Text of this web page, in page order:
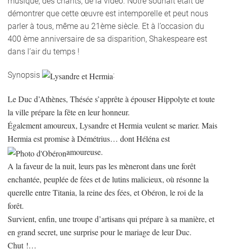
démontrer que cette œuvre est intemporelle et peut nous
parler à tous, même au 21ème siècle. Et à l’occasion du
400 ème anniversaire de sa disparition, Shakespeare est
dans l’air du temps !
Synopsis :
Le Duc d’Athènes, Thésée s’apprête à épouser Hippolyte et toute
la ville prépare la fête en leur honneur.
Également amoureux, Lysandre et Hermia veulent se marier. Mais
Hermia est promise à Démétrius… dont Héléna est
amoureuse.
A la faveur de la nuit, leurs pas les mèneront dans une forêt
enchantée, peuplée de fées et de lutins malicieux, où résonne la
querelle entre Titania, la reine des fées, et Obéron, le roi de la
forêt.
Survient, enfin, une troupe d’artisans qui prépare à sa manière, et
en grand secret, une surprise pour le mariage de leur Duc.
Chut !…